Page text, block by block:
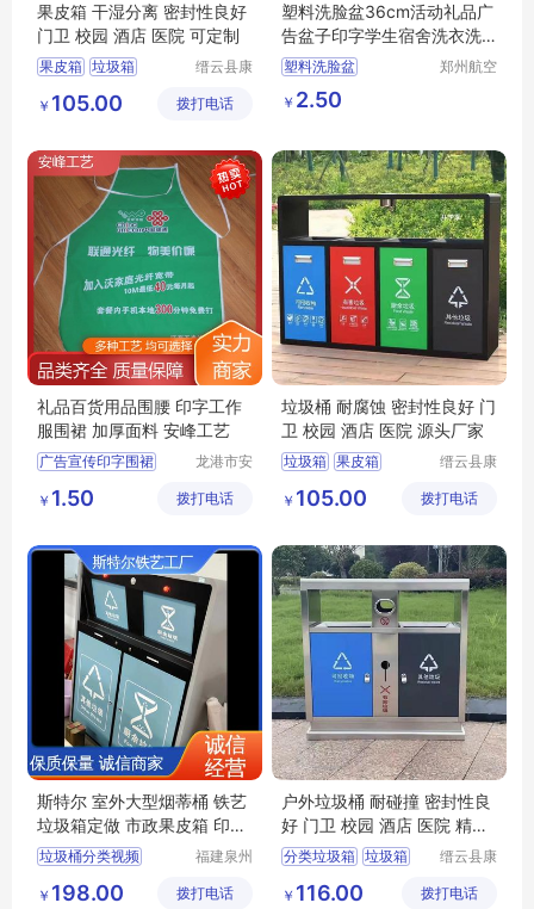
果皮箱 干湿分离 密封性良好
门卫 校园 酒店 医院 可定制
果皮箱 垃圾箱
分类垃圾桶
缙云县康
备有限公
￥ 105.00 拨打电话
塑料洗脸盆36cm活动礼品广
告盆子印字学生宿舍洗衣洗
脚塑料盆
塑料洗脸盆
郑州航空
￥ 2.50
礼品百货用品围腰 印字工作
服围裙 加厚面料 安峰工艺
广告宣传印字围裙
印字工作服围裙
活动宣传厨房围裙
龙港市安
品厂（个
￥ 1.50 拨打电话
垃圾桶 耐腐蚀 密封性良好 门
卫 校园 酒店 医院 源头厂家
垃圾箱 果皮箱
不锈钢垃圾箱
缙云县康
备有限公
￥ 105.00 拨打电话
斯特尔 室外大型烟蒂桶 铁艺
垃圾箱定做 市政果皮箱 印花
LOGO
垃圾桶分类视频
垃圾桶分类照片
福建泉州
艺品有限
￥ 198.00 拨打电话
户外垃圾桶 耐碰撞 密封性良
好 门卫 校园 酒店 医院 精细
制作
分类垃圾箱 垃圾箱
不锈钢垃圾箱
缙云县康
备有限公
￥ 116.00 拨打电话